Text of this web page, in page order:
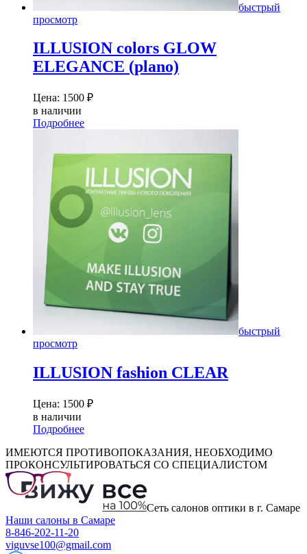
быстрый
просмотр
ILLUSION colors GLOW
ELEGANCE (plano)
Цена: 1500 ₽
в наличии
Подробнее
быстрый
просмотр
ILLUSION fashion CLEAR
Цена: 1500 ₽
в наличии
Подробнее
ИМЕЮТСЯ ПРОТИВОПОКАЗАНИЯ, НЕОБХОДИМО
ПРОКОНСУЛЬТИРОВАТЬСЯ СО СПЕЦИАЛИСТОМ
Сеть салонов оптики в г. Самаре
Наши салоны в Самаре
8-846-202-11-20
viguvse100@gmail.com